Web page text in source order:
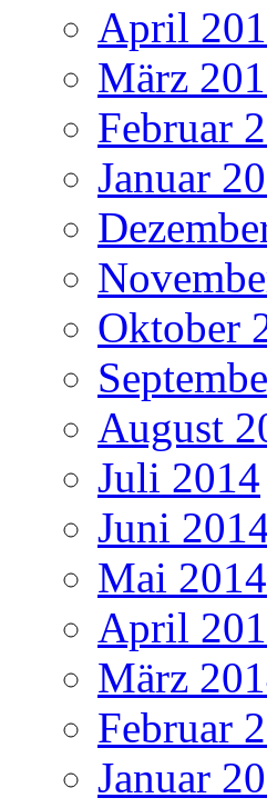
April
März
Februar
Januar
Oktober
August
Juli 2014
Juni
Mai 2014
April
März
Februar
Januar